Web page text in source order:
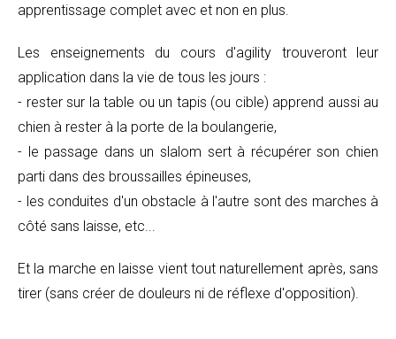
apprentissage complet avec et non en plus.
Les enseignements du cours d'agility trouveront leur
application dans la vie de tous les jours :
- rester sur la table ou un tapis (ou cible) apprend aussi au
chien à rester à la porte de la boulangerie,
- le passage dans un slalom sert à récupérer son chien
parti dans des broussailles épineuses,
- les conduites d'un obstacle à l'autre sont des marches à
côté sans laisse, etc...
Et la marche en laisse vient tout naturellement après, sans
tirer (sans créer de douleurs ni de réflexe d'opposition).